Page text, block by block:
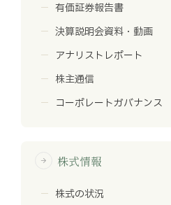
有価証券報告書
決算説明会資料・動画
アナリストレポート
株主通信
コーポレートガバナンス
arrow_forward 株式情報
株式の状況